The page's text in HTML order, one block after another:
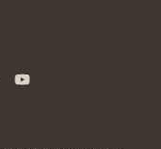
Youtube